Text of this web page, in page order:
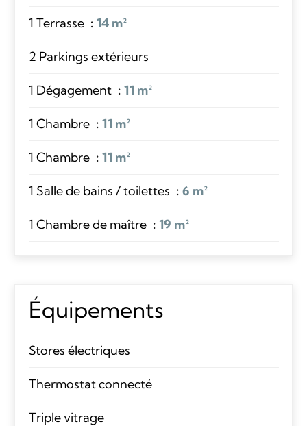
1 Terrasse 14 m²
2 Parkings extérieurs
1 Dégagement 11 m²
1 Chambre 11 m²
1 Chambre 11 m²
1 Salle de bains / toilettes 6 m²
1 Chambre de maître 19 m²
Équipements
Stores électriques
Thermostat connecté
Triple vitrage